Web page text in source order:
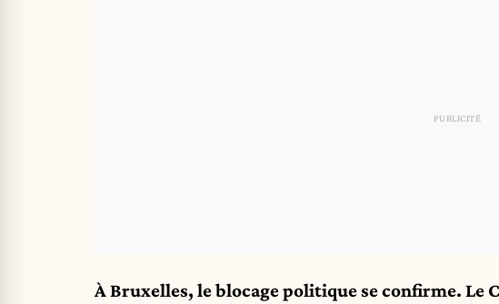
À Bruxelles, le blocage politique se confirme. Le